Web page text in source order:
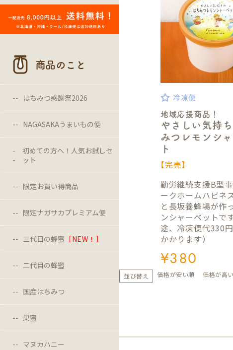
商品のこと
はちみつ感謝祭2026
NAGASAKAうまいもの便
初めての方へ！人気お試しセ
ット
限定お買い得商品
限定ナガサカプレミアム便
三代目の蜂蜜 ［NEW！］
二代目の蜂蜜
国産はちみつ
巣蜜
マヌカハニー
冷凍便
地域応援商品！
やさしい気持
みつレモンシ
ト
【完売】
勤労継続支援B型
ークホームハピネ
と長坂養蜂場が作
ンシャーベットで
途、冷凍便代330
かかります）
¥380
並び替え 価格が安い順 価格が高